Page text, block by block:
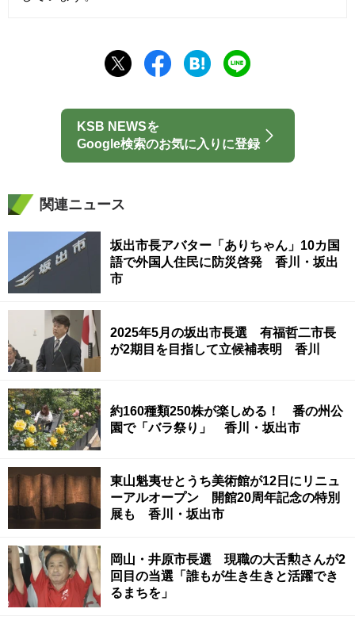
KSB NEWSを
Google検索のお気に入りに登録
関連ニュース
坂出市長アバター「ありちゃん」10カ国
語で外国人住民に防災啓発 香川・坂出
市
2025年5月の坂出市長選 有福哲二市長
が2期目を目指して立候補表明 香川
約160種類250株が楽しめる！ 番の州公
園で「バラ祭り」 香川・坂出市
東山魁夷せとうち美術館が12日にリニュ
ーアルオープン 開館20周年記念の特別
展も 香川・坂出市
岡山・井原市長選 現職の大舌勲さんが2
回目の当選「誰もが生き生きと活躍でき
るまちを」